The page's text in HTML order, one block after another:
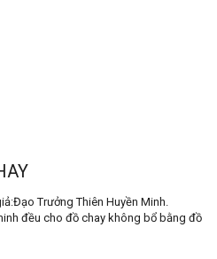
Trưởng Thiên Huyền Minh.
đều cho đồ chay không bổ bằng đồ